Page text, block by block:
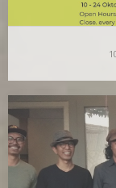
10 kali
Jadinya berapa?
yang sudah atau